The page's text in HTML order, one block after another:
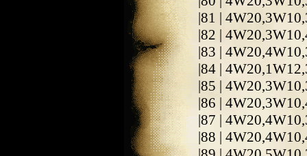
|81 |
|82 |
|83 |
|84 |
|85 |
|86 |
|87 |
|88 |